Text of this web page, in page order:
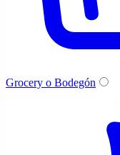
Grocery o Bodegón